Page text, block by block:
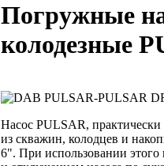
Погружные
колодезные
Насос PULSAR,
из скважин, колодцев и
6". При использовании этого